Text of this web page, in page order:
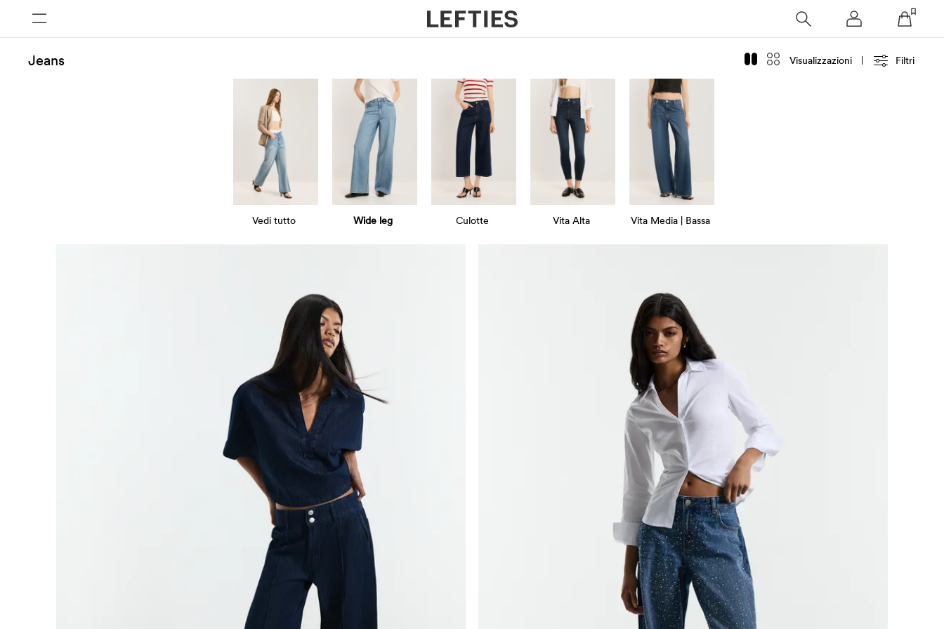
Jeans Visualizzazioni Filtri
Vedi tutto Wide leg Culotte Vita Alta Vita Media | Bassa